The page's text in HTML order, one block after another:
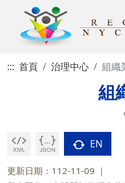
::: 首頁 治理中心 組織
組
EN
更新日期：112-11-09